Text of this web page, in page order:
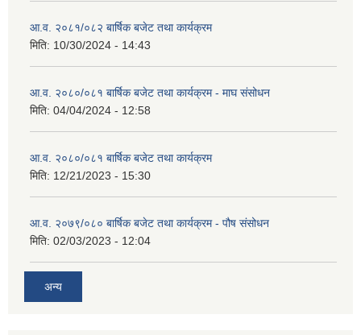
आ.व. २०८१/०८२ बार्षिक बजेट तथा कार्यक्रम
मिति: 10/30/2024 - 14:43
आ.व. २०८०/०८१ बार्षिक बजेट तथा कार्यक्रम - माघ संसोधन
मिति: 04/04/2024 - 12:58
आ.व. २०८०/०८१ बार्षिक बजेट तथा कार्यक्रम
मिति: 12/21/2023 - 15:30
आ.व. २०७९/०८० बार्षिक बजेट तथा कार्यक्रम - पौष संसोधन
मिति: 02/03/2023 - 12:04
अन्य